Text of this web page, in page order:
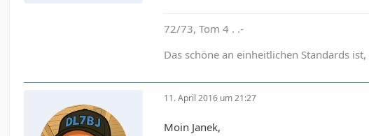
72/73, Tom 4 . .-
Das schöne an einheitlichen Standards
11. April 2016 um 21:27
Moin Janek,